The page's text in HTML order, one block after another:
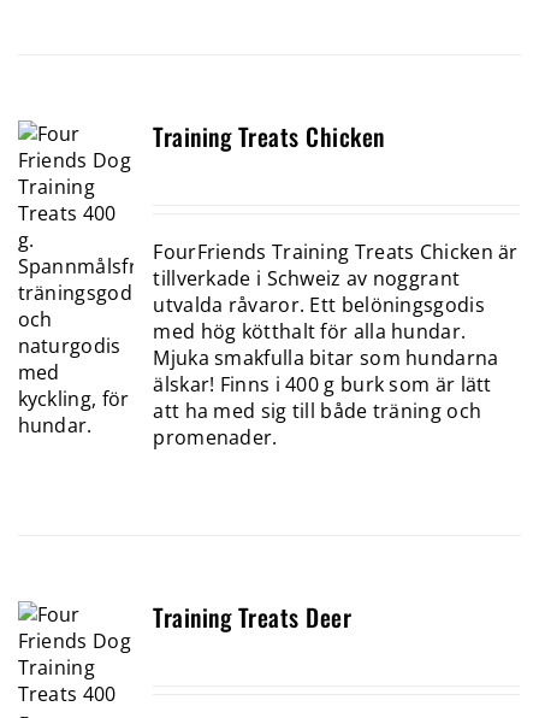
Training Treats Chicken
FourFriends Training Treats Chicken är
tillverkade i Schweiz av noggrant
utvalda råvaror. Ett belöningsgodis
med hög kötthalt för alla hundar.
Mjuka smakfulla bitar som hundarna
älskar! Finns i 400 g burk som är lätt
att ha med sig till både träning och
promenader.
Training Treats Deer